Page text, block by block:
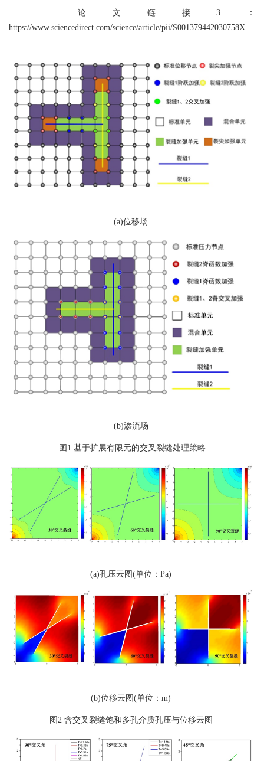
论文链接3：
https://www.sciencedirect.com/science/article/pii/S001379442030758X
(a)位移场
(b)渗流场
图1 基于扩展有限元的交叉裂缝处理策略
(a)孔压云图(单位：Pa)
(b)位移云图(单位：m)
图2 含交叉裂缝饱和多孔介质孔压与位移云图